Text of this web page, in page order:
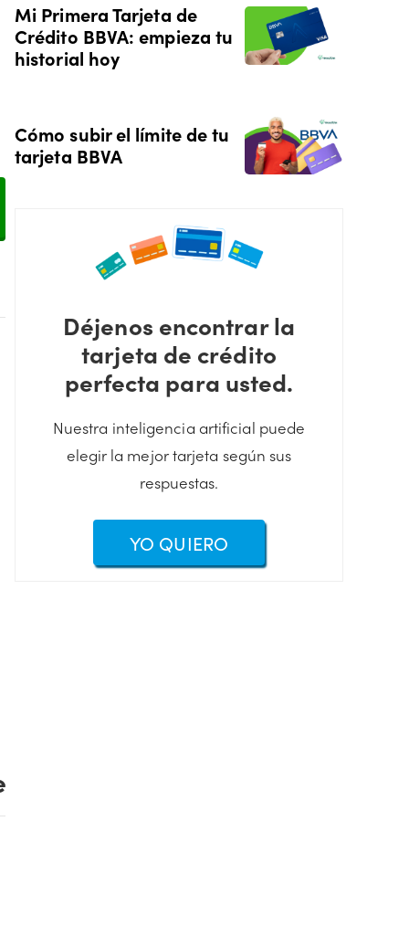
Mi Primera Tarjeta de
Crédito BBVA: empieza tu
historial hoy
Cómo subir el límite de tu
tarjeta BBVA
Déjenos encontrar la
tarjeta de crédito
perfecta para usted.
Nuestra inteligencia artificial puede
elegir la mejor tarjeta según sus
respuestas.
YO QUIERO